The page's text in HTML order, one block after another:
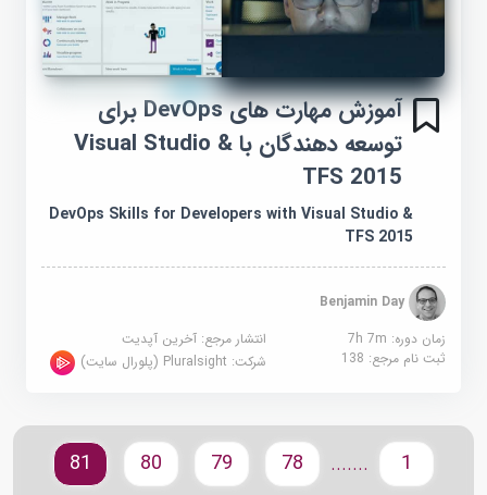
آموزش مهارت های DevOps برای
توسعه دهندگان با Visual Studio &
TFS 2015
DevOps Skills for Developers with Visual Studio &
TFS 2015
Benjamin Day
زمان دوره: 7h 7m
انتشار مرجع:آخرین آپدیت
ثبت نام مرجع:138 شرکت:Pluralsight (پلورال سایت)
.......
78
79
80
81